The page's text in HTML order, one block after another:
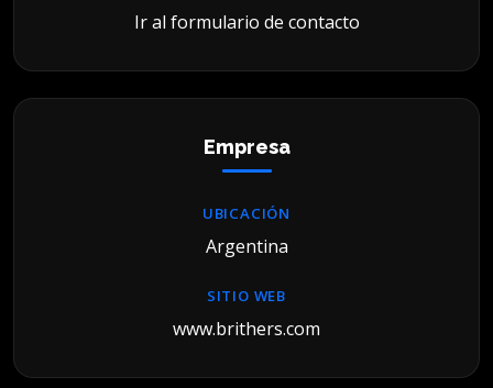
Ir al formulario de contacto
Empresa
UBICACIÓN
Argentina
SITIO WEB
www.brithers.com